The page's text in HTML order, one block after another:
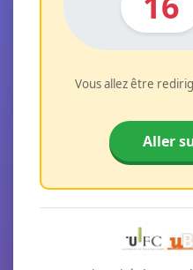
Vous allez être
Aller